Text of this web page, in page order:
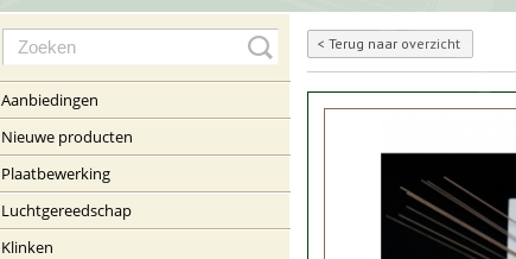
Aanbiedingen
Nieuwe producten
Plaatbewerking
Luchtgereedschap
Klinken
Terug naar overzicht